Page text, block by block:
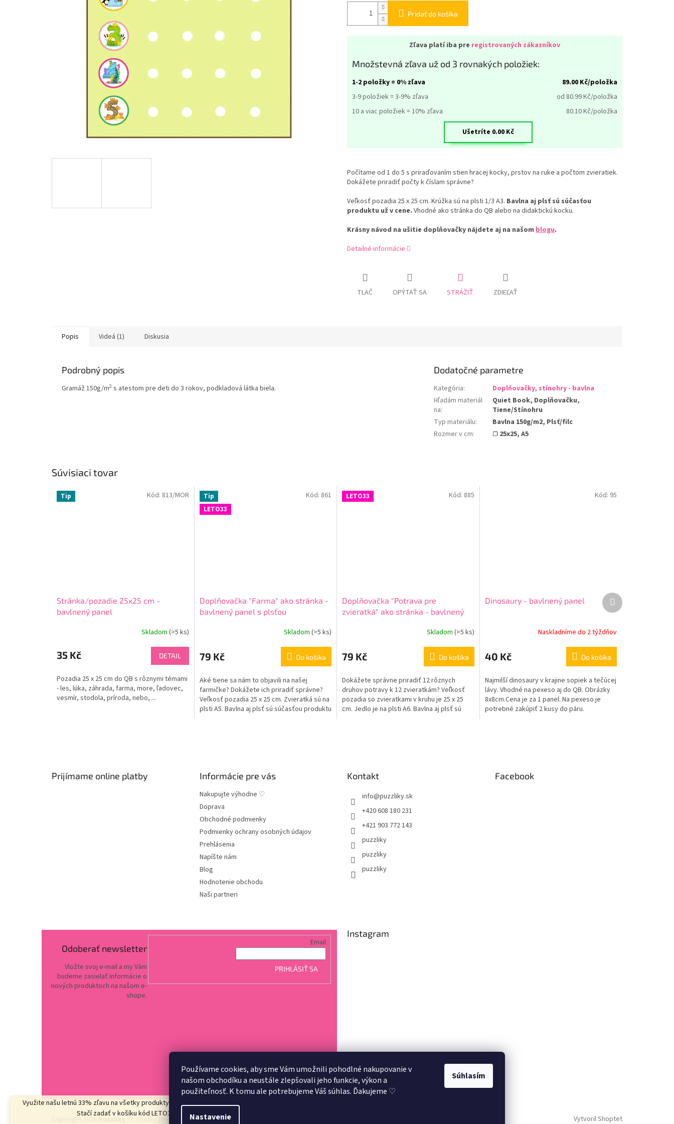
Používame cookies, aby sme Vám umožnili pohodlné nakupovanie v
našom obchodíku a neustále zlepšovali jeho funkcie, výkon a
použiteľnosť. K tomu ale potrebujeme Váš súhlas. Ďakujeme ♡
Nastavenie
Súhlasím
Využite našu letnú 33% zľavu na všetky produkty v kategórii LETO33.
Stačí zadať v košíku kód LETO33
Pridať do košíka
Zľava platí iba pre registrovaných zákazníkov
Množstevná zľava už od 3 rovnakých položiek:
1-2 položky = 0% zľava 89.00 Kč/položka
3-9 položiek = 3-9% zľava
od 80.99Kč/položka
10 a viac položiek = 10% zľava
80.10Kč/položka
Ušetríte 0.00Kč
Počítame od 1 do 5 s priraďovaním stien hracej kocky, prstov na ruke a počtom zvieratiek.
Dokážete priradiť počty k číslam správne?
Veľkosť pozadia 25 x 25 cm. Krúžka sú na plsti 1/3 A3. Bavlna aj plsť sú súčasťou
produktu už v cene. Vhodné ako stránka do QB alebo na didaktickú kocku.
Krásny návod na ušitie doplňovačky nájdete aj na našom blogu.
Detailné informácie
TLAČ OPÝTAŤ SA STRÁŽIŤ ZDIEĽAŤ
Súvisiaci tovar
Tip
Stránka/pozadie 25x25 cm -
bavlnený panel
Skladom (>5 ks)
35 Kč DETAIL
Pozadia 25 x 25 cm do QB s rôznymi témami
- les, lúka, záhrada, farma, more, ľadovec,
vesmír, stodola, príroda, nebo, ...
Kód: 813/MOR
Tip
LETO33
Doplňovačka "Farma" ako stránka -
bavlnený panel s plsťou
Skladom (>5 ks)
79 Kč Do košíka
Aké tiene sa nám to objavili na našej
farmičke? Dokážete ich priradiť správne?
Veľkosť pozadia 25 x 25 cm. Zvieratká sú na
plsti A5. Bavlna aj plsť sú súčasťou produktu
Kód: 861 LETO33
Doplňovačka "Potrava pre
zvieratká" ako stránka - bavlnený
Skladom (>5 ks)
79 Kč Do košíka
Dokážete správne priradiť 12 rôznych
druhov potravy k 12 zvieratkám? Veľkosť
pozadia so zvieratkami v kruhu je 25 x 25
cm. Jedlo je na plsti A6. Bavlna aj plsť sú
Kód: 885
Dinosaury - bavlnený panel
Naskladníme do 2 týždňov
40 Kč Do košíka
Najmilší dinosaury v krajine sopiek a tečúcej
lávy. Vhodné na pexeso aj do QB. Obrázky
8x8cm.Cena je za 1 panel. Na pexeso je
potrebné zakúpiť 2 kusy do páru.
Kód: 95
Ďalší
produkt
Popis Videá (1) Diskusia
Podrobný popis
Gramáž 150g/m2 s atestom pre deti do 3 rokov, podkladová látka biela.
Dodatočné parametre
Kategória:
Doplňovačky, stínohry - bavlna
Hľadám materiál
na:
Quiet Book, Doplňovačku,
Tiene/Stínohru
Typ materiálu:
Bavlna 150g/m2, Plsť/filc
Rozmer v cm: ☐ 25x25, A5
Prijímame online platby Informácie pre vás
Nakupujte výhodne ♡
Doprava
Obchodné podmienky
Podmienky ochrany osobných údajov
Prehlásenia
Napíšte nám
Blog
Hodnotenie obchodu
Naši partneri
Kontakt
info@puzzliky.sk
+420 608 180 231
+421 903 772 143
puzzliky
puzzliky
puzzliky
Facebook
Odoberať newsletter
Vložte svoj e-mail a my Vám
budeme zasielať informácie o
nových produktoch na našom e-
shope.
Email
PRIHLÁSIŤ SA
Instagram
Sledovať na Instagrame
Vytvoril Shoptet
. Všetky práva vyhradené.Upraviť nastavenie cookies